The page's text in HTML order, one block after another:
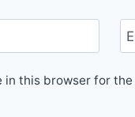
in this browser for